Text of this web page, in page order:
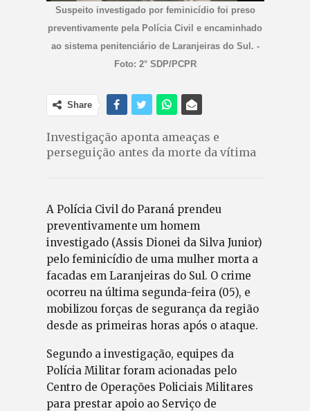
Suspeito investigado por feminicídio foi preso
preventivamente pela Polícia Civil e encaminhado
ao sistema penitenciário de Laranjeiras do Sul. -
Foto: 2° SDP/PCPR
Share
Investigação aponta ameaças e
perseguição antes da morte da vítima
A Polícia Civil do Paraná prendeu
preventivamente um homem
investigado (Assis Dionei da Silva Junior)
pelo feminicídio de uma mulher morta a
facadas em Laranjeiras do Sul. O crime
ocorreu na última segunda-feira (05), e
mobilizou forças de segurança da região
desde as primeiras horas após o ataque.
Segundo a investigação, equipes da
Polícia Militar foram acionadas pelo
Centro de Operações Policiais Militares
para prestar apoio ao Serviço de